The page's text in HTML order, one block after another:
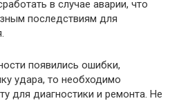
в случае аварии, что
последствиям для
появились ошибки,
удара, то необходимо
для диагностики и ремонта. Не